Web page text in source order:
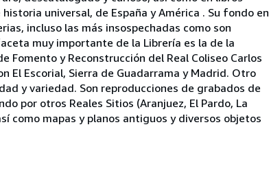
universal, de España y América . Su fondo en
incluso las más insospechadas como son
muy importante de la Librería es la de la
Fomento y Reconstrucción del Real Coliseo Carlos
Escorial, Sierra de Guadarrama y Madrid. Otro
y variedad. Son reproducciones de grabados de
por otros Reales Sitios (Aranjuez, El Pardo, La
como mapas y planos antiguos y diversos objetos